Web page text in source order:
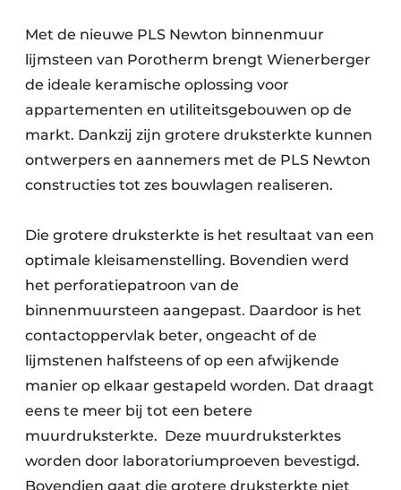
Met de nieuwe PLS Newton binnenmuur
lijmsteen van Porotherm brengt Wienerberger
de ideale keramische oplossing voor
appartementen en utiliteitsgebouwen op de
markt. Dankzij zijn grotere druksterkte kunnen
ontwerpers en aannemers met de PLS Newton
constructies tot zes bouwlagen realiseren.
Die grotere druksterkte is het resultaat van een
optimale kleisamenstelling. Bovendien werd
het perforatiepatroon van de
binnenmuursteen aangepast. Daardoor is het
contactoppervlak beter, ongeacht of de
lijmstenen halfsteens of op een afwijkende
manier op elkaar gestapeld worden. Dat draagt
eens te meer bij tot een betere
muurdruksterkte. Deze muurdruksterktes
worden door laboratoriumproeven bevestigd.
Bovendien gaat die grotere druksterkte niet